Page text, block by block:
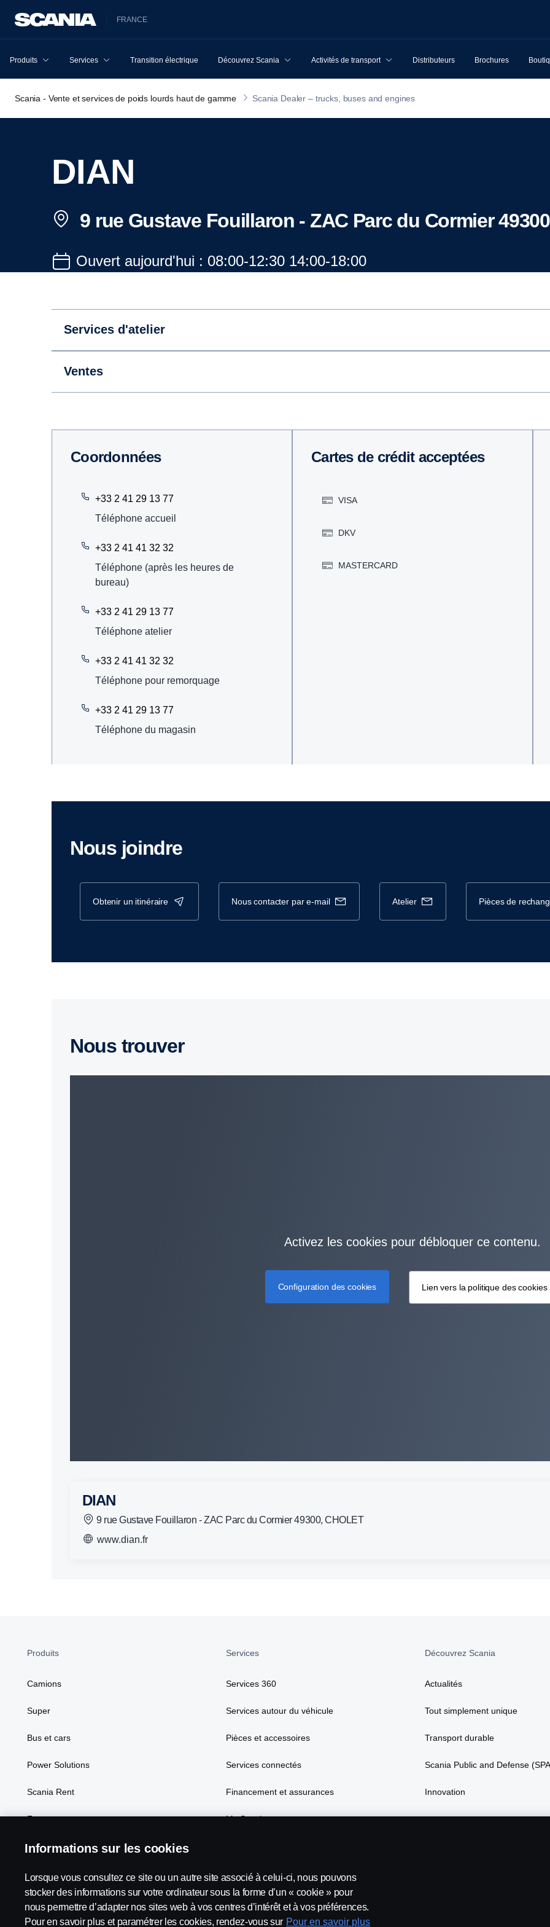
FRANCE
Produits Services Transition électrique Découvrez Scania Activités de transport Distributeurs Brochures
Scania - Vente et services de poids lourds haut de gamme Scania Dealer – trucks, buses and engines
DIAN
9 rue Gustave Fouillaron - ZAC Parc du Cormier
Ouvert aujourd'hui : 08:00-12:30 14:00-18:00
Services d'atelier
Ventes
Coordonnées
+33 2 41 29 13 77
Téléphone accueil
+33 2 41 41 32 32
Téléphone (après les heures de
bureau)
+33 2 41 29 13 77
Téléphone atelier
+33 2 41 41 32 32
Téléphone pour remorquage
+33 2 41 29 13 77
Téléphone du magasin
Cartes de crédit acceptées
VISA
DKV
MASTERCARD
Nous joindre
obtenir un itinéraire nous contacter par e-mail atelier pièces de
Nous trouver
Activez les cookies pour débloquer ce contenu.
Configuration des cookies Lien vers la politique des cookies
DIAN
9 rue Gustave Fouillaron - ZAC Parc du Cormier 49300, CHOLET
www.dian.fr
Produits
Camions
Super
Bus et cars
Power Solutions
Scania Rent
Focus
Services
Services 360
Services autour du véhicule
Pièces et accessoires
Services connectés
Financement et assurances
My Scania
Découvrez Scania
Actualités
Tout simplement unique
Transport durable
Scania Public and Defense
Innovation
Scania in Your Region: France
Informations sur les cookies
Lorsque vous consultez ce site ou un autre site associé à celui-ci, nous pouvons
stocker des informations sur votre ordinateur sous la forme d’un « cookie » pour
nous permettre d’adapter nos sites web à vos centres d’intérêt et à vos préférences.
Pour en savoir plus et paramétrer les cookies, rendez-vous sur Pour en savoir plus